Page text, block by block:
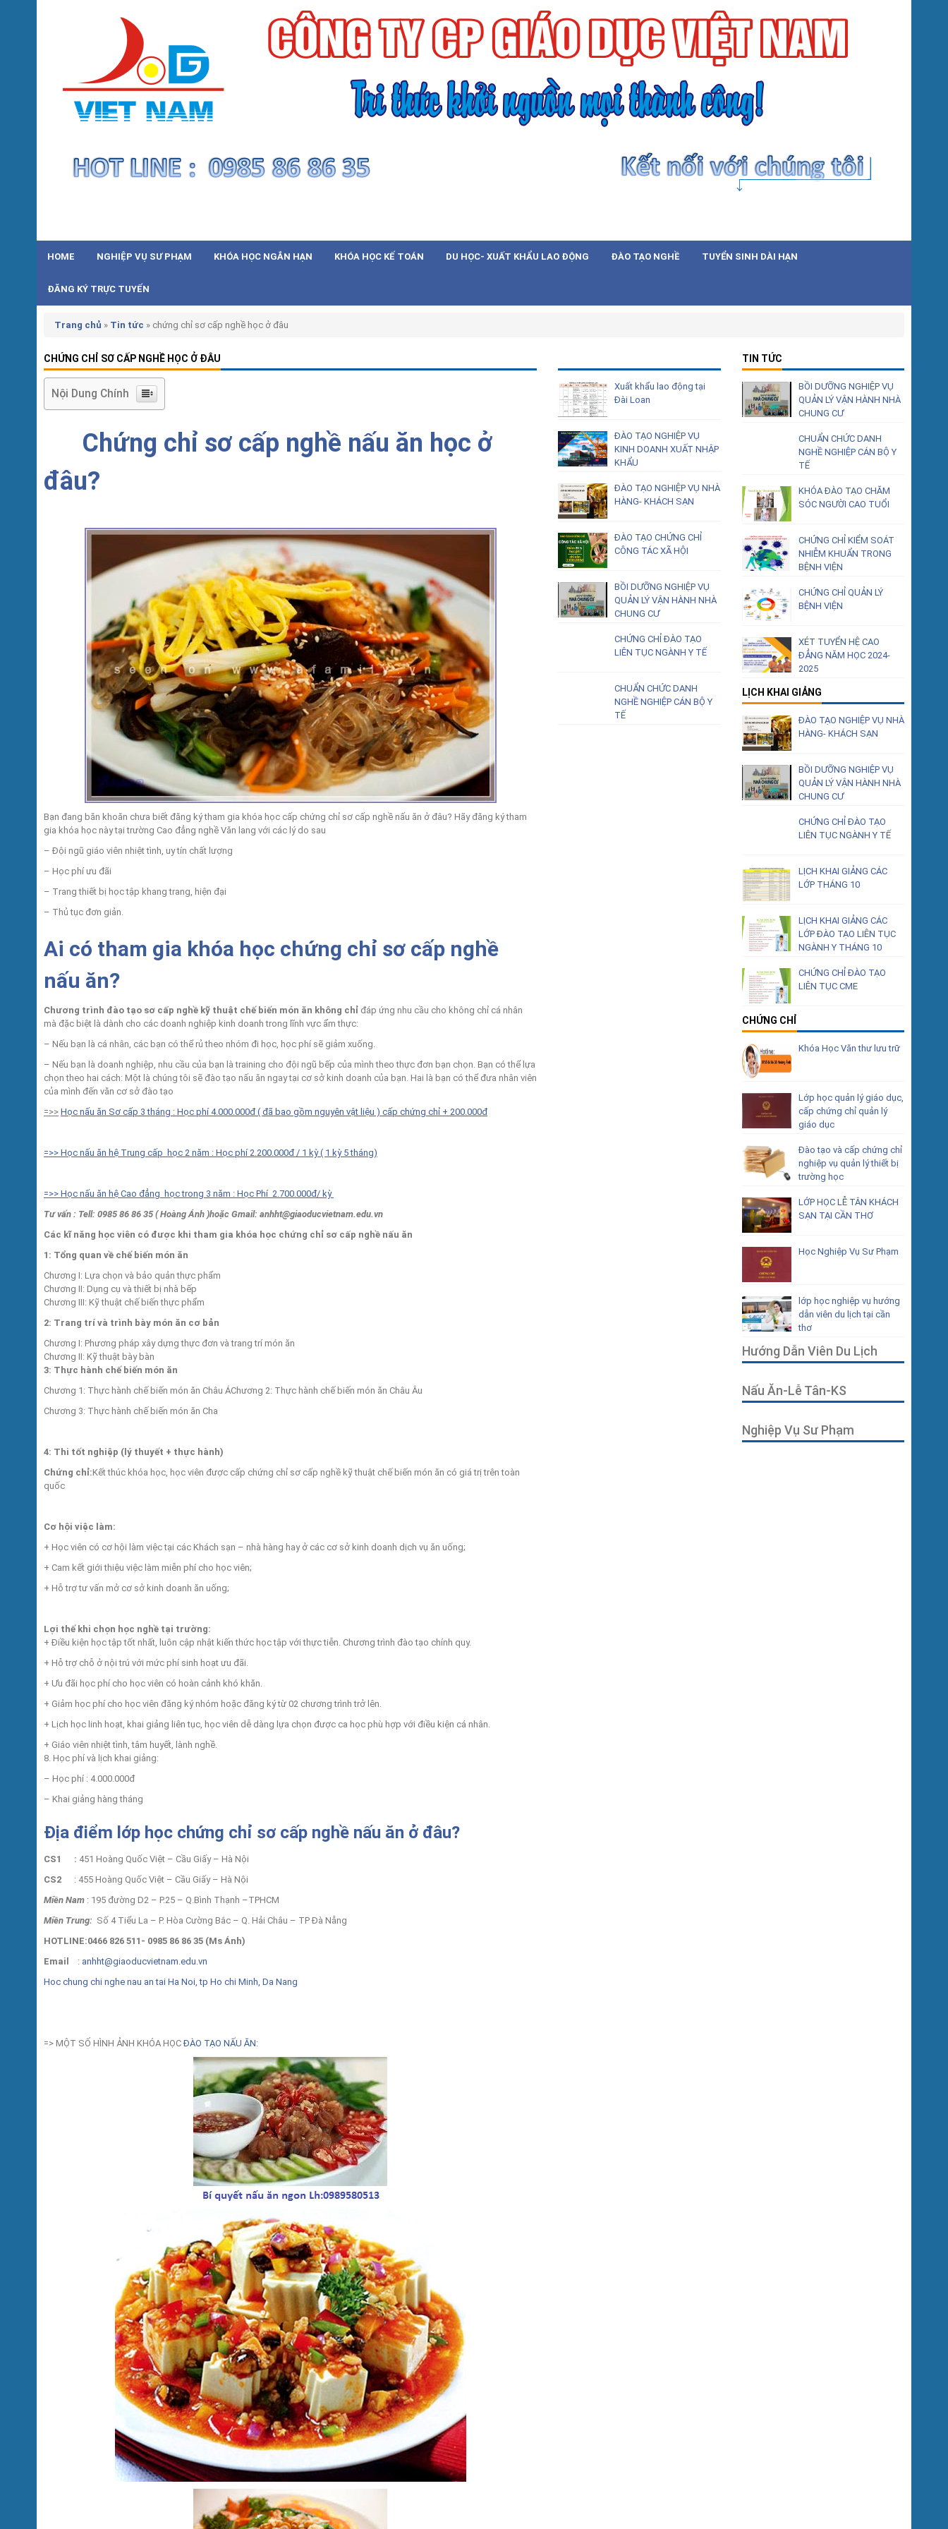
HOME NGHIỆP VỤ SƯ PHẠM KHÓA HỌC NGẮN HẠN KHÓA HỌC KẾ TOÁN DU HỌC- XUẤT KHẨU LAO ĐỘNG ĐÀO TẠO NGHỀ TUYỂN SINH DÀI HẠN
ĐĂNG KÝ TRỰC TUYẾN
Trang chủ » Tin tức » chứng chỉ sơ cấp nghề học ở đâu
CHỨNG CHỈ SƠ CẤP NGHỀ HỌC Ở ĐÂU
Nội Dung Chính
Chứng chỉ sơ cấp nghề nấu ăn học ở
đâu?
Bạn đang băn khoăn chưa biết đăng ký tham gia khóa học cấp chứng chỉ sơ cấp nghề nấu ăn ở đâu? Hãy đăng ký tham
gia khóa học này tại trường Cao đẳng nghề Văn lang với các lý do sau
– Đội ngũ giáo viên nhiệt tình, uy tín chất lượng
– Học phí ưu đãi
– Trang thiết bị học tập khang trang, hiện đại
– Thủ tục đơn giản.
Ai có tham gia khóa học chứng chỉ sơ cấp nghề
nấu ăn?
Chương trình đào tạo sơ cấp nghề kỹ thuật chế biến món ăn không chỉ đáp ứng nhu cầu cho không chỉ cá nhân
mà đặc biệt là dành cho các doanh nghiệp kinh doanh trong lĩnh vực ẩm thực:
– Nếu bạn là cá nhân, các bạn có thể rủ theo nhóm đi học, học phí sẽ giảm xuống.
– Nếu bạn là doanh nghiệp, nhu cầu của bạn là training cho đội ngũ bếp của mình theo thực đơn bạn chọn. Bạn có thể lựa
chọn theo hai cách: Một là chúng tôi sẽ đào tạo nấu ăn ngay tại cơ sở kinh doanh của bạn. Hai là bạn có thể đưa nhân viên
của mình đến văn cơ sở đào tạo
=>> Học nấu ăn Sơ cấp 3 tháng : Học phí 4.000.000đ ( đã bao gồm nguyên vật liệu ) cấp chứng chỉ + 200.000đ
=>> Học nấu ăn hệ Trung cấp học 2 năm : Học phí 2.200.000đ / 1 kỳ ( 1 kỳ 5 tháng)
=>> Học nấu ăn hệ Cao đẳng học trong 3 năm : Học Phí 2.700.000đ/ kỳ
Tư vấn : Tell: 0985 86 86 35 ( Hoàng Ánh )hoặc Gmail: anhht@giaoducvietnam.edu.vn
Các kĩ năng học viên có được khi tham gia khóa học chứng chỉ sơ cấp nghề nấu ăn
1: Tổng quan về chế biến món ăn
Chương I: Lựa chọn và bảo quản thực phẩm
Chương II: Dụng cụ và thiết bị nhà bếp
Chương III: Kỹ thuật chế biến thực phẩm
2: Trang trí và trình bày món ăn cơ bản
Chương I: Phương pháp xây dựng thực đơn và trang trí món ăn
Chương II: Kỹ thuật bày bàn
3: Thực hành chế biến món ăn
Chương 1: Thực hành chế biến món ăn Châu ÁChương 2: Thực hành chế biến món ăn Châu Âu
Chương 3: Thực hành chế biến món ăn Cha
4: Thi tốt nghiệp (lý thuyết + thực hành)
Chứng chỉ:Kết thúc khóa học, học viên được cấp chứng chỉ sơ cấp nghề kỹ thuật chế biến món ăn có giá trị trên toàn
quốc
Cơ hội việc làm:
+ Học viên có cơ hội làm việc tại các Khách sạn – nhà hàng hay ở các cơ sở kinh doanh dịch vụ ăn uống;
+ Cam kết giới thiệu việc làm miễn phí cho học viên;
+ Hỗ trợ tư vấn mở cơ sở kinh doanh ăn uống;
Lợi thế khi chọn học nghề tại trường:
+ Điều kiện học tập tốt nhất, luôn cập nhật kiến thức học tập với thực tiễn. Chương trình đào tạo chính quy.
+ Hỗ trợ chỗ ở nội trú với mức phí sinh hoạt ưu đãi.
+ Ưu đãi học phí cho học viên có hoàn cảnh khó khăn.
+ Giảm học phí cho học viên đăng ký nhóm hoặc đăng ký từ 02 chương trình trở lên.
+ Lịch học linh hoạt, khai giảng liên tục, học viên dễ dàng lựa chọn được ca học phù hợp với điều kiện cá nhân.
+ Giáo viên nhiệt tình, tâm huyết, lành nghề.
8. Học phí và lịch khai giảng:
– Học phí : 4.000.000đ
– Khai giảng hàng tháng
Địa điểm lớp học chứng chỉ sơ cấp nghề nấu ăn ở đâu?
CS1 : 451 Hoàng Quốc Việt – Cầu Giấy – Hà Nội
CS2 : 455 Hoàng Quốc Việt – Cầu Giấy – Hà Nội
Miền Nam : 195 đường D2 – P.25 – Q.Bình Thạnh –TPHCM
Miền Trung: Số 4 Tiểu La – P. Hòa Cường Bắc – Q. Hải Châu – TP Đà Nẵng
HOTLINE:0466 826 511- 0985 86 86 35 (Ms Ánh)
Email
: anhht@giaoducvietnam.edu.vn
Hoc chung chi nghe nau an tai Ha Noi, tp Ho chi Minh, Da Nang
=> MỘT SỐ HÌNH ẢNH KHÓA HỌCĐÀO TẠO NẤU ĂN:
Xuất khẩu lao động tại
Đài Loan
ĐÀO TẠO NGHIỆP VỤ
KINH DOANH XUẤT NHẬP
KHẨU
ĐÀO TẠO NGHIỆP VỤ NHÀ
HÀNG- KHÁCH SẠN
ĐÀO TẠO CHỨNG CHỈ
CÔNG TÁC XÃ HỘI
BỒI DƯỠNG NGHIỆP VỤ
QUẢN LÝ VẬN HÀNH NHÀ
CHUNG CƯ
CHỨNG CHỈ ĐÀO TẠO
LIÊN TỤC NGÀNH Y TẾ
CHUẨN CHỨC DANH
NGHỀ NGHIỆP CÁN BỘ Y
TẾ
TIN TỨC
BỒI DƯỠNG NGHIỆP VỤ
QUẢN LÝ VẬN HÀNH NHÀ
CHUNG CƯ
CHUẨN CHỨC DANH
NGHỀ NGHIỆP CÁN BỘ Y
TẾ
KHÓA ĐÀO TẠO CHĂM
SÓC NGƯỜI CAO TUỔI
CHỨNG CHỈ KIỂM SOÁT
NHIỄM KHUẨN TRONG
BỆNH VIỆN
CHỨNG CHỈ QUẢN LÝ
BỆNH VIỆN
XÉT TUYỂN HỆ CAO
ĐẲNG NĂM HỌC 2024-
2025
LỊCH KHAI GIẢNG
ĐÀO TẠO NGHIỆP VỤ NHÀ
HÀNG- KHÁCH SẠN
BỒI DƯỠNG NGHIỆP VỤ
QUẢN LÝ VẬN HÀNH NHÀ
CHUNG CƯ
CHỨNG CHỈ ĐÀO TẠO
LIÊN TỤC NGÀNH Y TẾ
LỊCH KHAI GIẢNG CÁC
LỚP THÁNG 10
LỊCH KHAI GIẢNG CÁC
LỚP ĐÀO TẠO LIÊN TỤC
NGÀNH Y THÁNG 10
CHỨNG CHỈ ĐÀO TẠO
LIÊN TỤC CME
CHỨNG CHỈ
Khóa Học Văn thư lưu trữ
Lớp học quản lý giáo dục,
cấp chứng chỉ quản lý
giáo dục
Đào tạo và cấp chứng chỉ
nghiệp vụ quản lý thiết bị
trường học
LỚP HỌC LỄ TÂN KHÁCH
SẠN TẠI CẦN THƠ
Học Nghiệp Vụ Sư Phạm
lớp học nghiệp vụ hướng
dẫn viên du lịch tại cần
thơ
Hướng Dẫn Viên Du Lịch
Nấu Ăn-Lễ Tân-KS
Nghiệp Vụ Sư Phạm